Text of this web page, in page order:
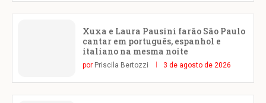
Xuxa e Laura Pausini farão São Paulo
cantar em português, espanhol e
italiano na mesma noite
por Priscila Bertozzi 3 de agosto de 2026